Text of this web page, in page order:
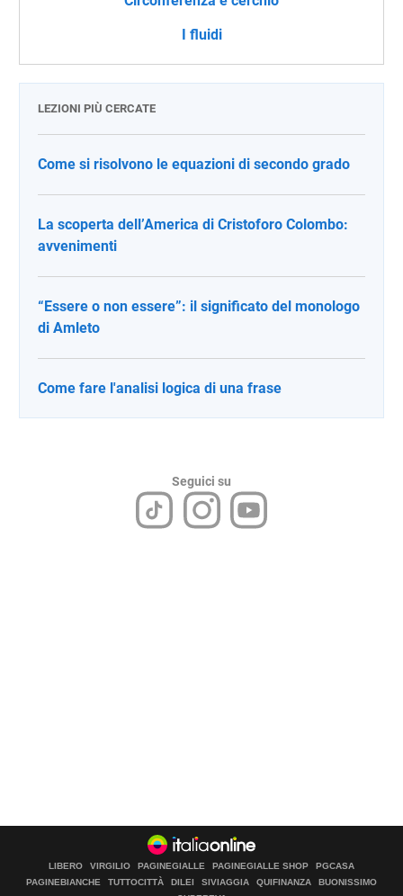
I fluidi
LEZIONI PIÙ CERCATE
Come si risolvono le equazioni di secondo grado
La scoperta dell’America di Cristoforo Colombo:
avvenimenti
“Essere o non essere”: il significato del monologo
di Amleto
Come fare l'analisi logica di una frase
Seguici su
LIBERO VIRGILIO PAGINEGIALLE PAGINEGIALLE SHOP
PGCASA
PAGINEBIANCHE
TUTTOCITTÀ DILEI SIVIAGGIA QUIFINANZA
BUONISSIMO